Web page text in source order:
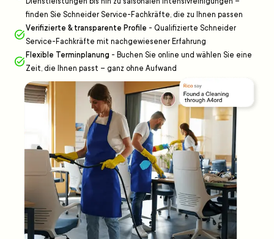
finden Sie Schneider Service-Fachkräfte, die zu Ihnen passen
Verifizierte & transparente Profile - Qualifizierte Schneider
Service-Fachkräfte mit nachgewiesener Erfahrung
Flexible Terminplanung - Buchen Sie online und wählen Sie eine
Zeit, die Ihnen passt – ganz ohne Aufwand